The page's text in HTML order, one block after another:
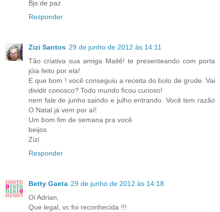
Bjs de paz
Responder
Zizi Santos 29 de junho de 2012 às 14:11
Tão criativa sua amiga Maitê! te presenteando com porta
jóia feito por ela!
E que bom ! você conseguiu a receita do bolo de grude. Vai
dividir conosco? Todo mundo ficou curioso!
nem fale de junho saindo e julho entrando. Você tem razão
O Natal já vem por aí!
Um bom fim de semana pra você
beijos
Zizi
Responder
Betty Gaeta 29 de junho de 2012 às 14:18
Oi Adrian,
Que legal, vc foi reconhecida !!!